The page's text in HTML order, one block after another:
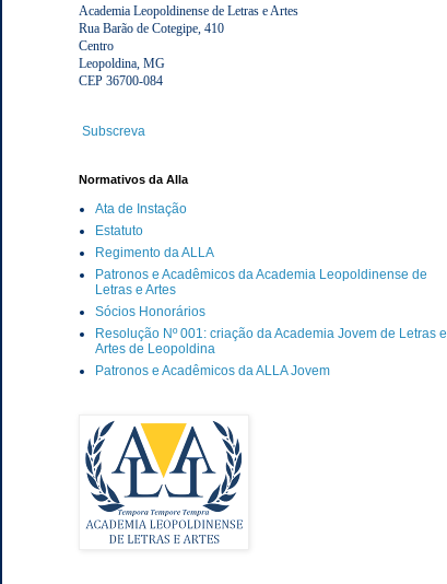
Academia Leopoldinense de Letras e Artes
Rua Barão de Cotegipe, 410
Centro
Leopoldina, MG
CEP 36700-084
Subscreva
Normativos da Alla
Ata de Instação
Estatuto
Regimento da ALLA
Patronos e Acadêmicos da Academia Leopoldinense de
Letras e Artes
Sócios Honorários
Resolução Nº 001: criação da Academia Jovem de Letras e
Artes de Leopoldina
Patronos e Acadêmicos da ALLA Jovem